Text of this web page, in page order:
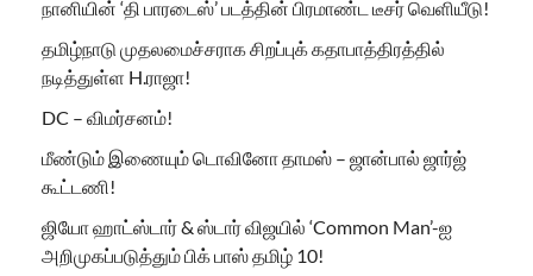
நானியின் ‘தி பாரடைஸ்’ படத்தின் பிரமாண்ட டீசர் வெளியீடு!
தமிழ்நாடு முதலமைச்சராக சிறப்புக் கதாபாத்திரத்தில்
நடித்துள்ள H.ராஜா!
DC – விமர்சனம்!
மீண்டும் இணையும் டொவினோ தாமஸ் – ஜான்பால் ஜார்ஜ்
கூட்டணி!
ஜியோ ஹாட்ஸ்டார் & ஸ்டார் விஜயில் ‘Common Man’-ஐ
அறிமுகப்படுத்தும் பிக் பாஸ் தமிழ் 10!